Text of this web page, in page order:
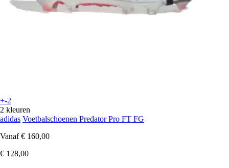
+-2
2 kleuren
adidas Voetbalschoenen Predator Pro FT FG
Vanaf € 160,00
€ 128,00